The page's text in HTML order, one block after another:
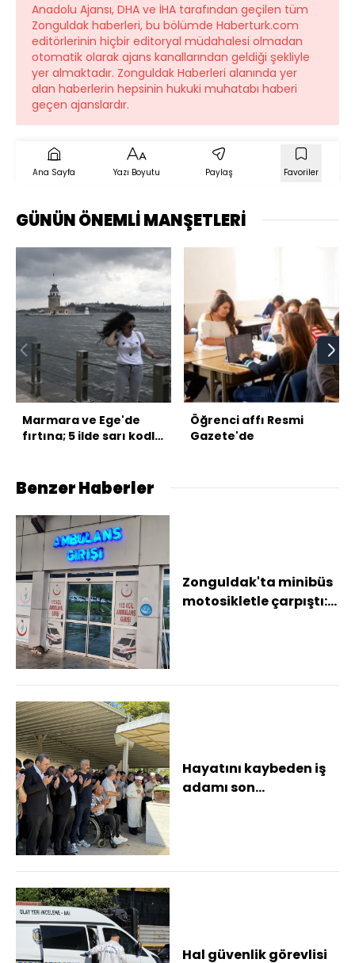
Anadolu Ajansı, DHA ve İHA tarafından geçilen tüm
Zonguldak haberleri, bu bölümde Haberturk.com
editörlerinin hiçbir editoryal müdahalesi olmadan
otomatik olarak ajans kanallarından geldiği şekliyle
yer almaktadır. Zonguldak Haberleri alanında yer
alan haberlerin hepsinin hukuki muhatabı haberi
geçen ajanslardır.
Ana Sayfa Yazı Boyutu Paylaş Favoriler
GÜNÜN ÖNEMLİ MANŞETLERİ
Marmara ve Ege'de
fırtına; 5 ilde sarı kodlu
Öğrenci affı Resmi
Gazete'de
Benzer Haberler
Zonguldak'ta minibüs
motosikletle çarpıştı:
Hayatını kaybeden iş
adamı son
Hal güvenlik görevlisi